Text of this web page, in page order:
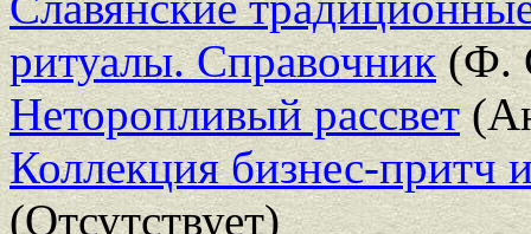
ритуалы. Справочник(Ф.
Неторопливый рассвет
Коллекция бизнес-притч
(Отсутствует)